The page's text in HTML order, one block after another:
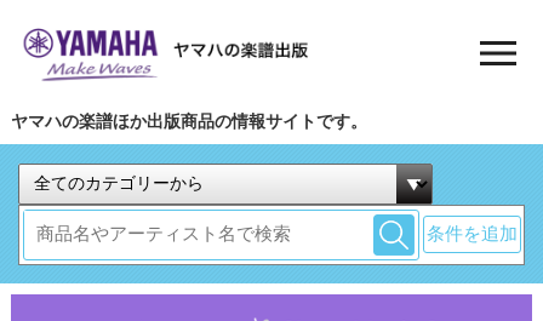
ヤマハの楽譜ほか出版商品の情報サイトです。
条件を追加